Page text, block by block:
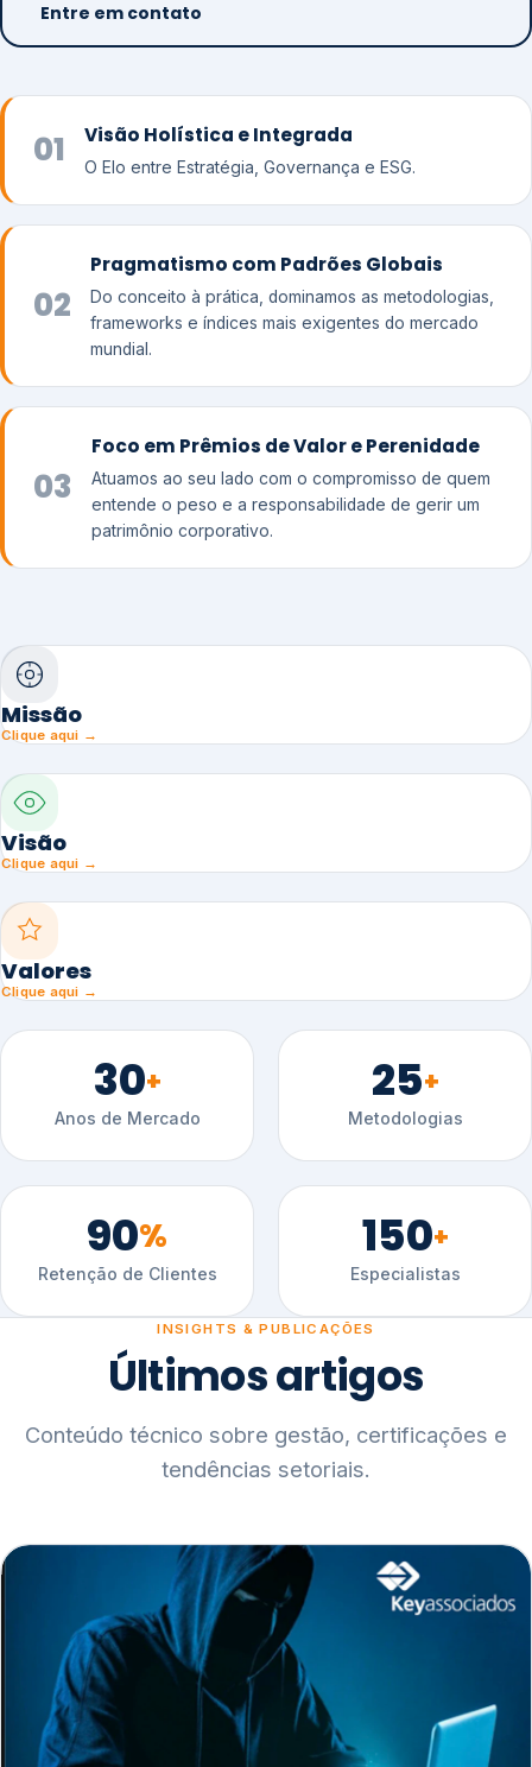
Entre em contato
01 Visão Holística e Integrada
O Elo entre Estratégia, Governança e ESG.
02
Pragmatismo com Padrões Globais
Do conceito à prática, dominamos as metodologias,
frameworks e índices mais exigentes do mercado
mundial.
03
Foco em Prêmios de Valor e Perenidade
Atuamos ao seu lado com o compromisso de quem
entende o peso e a responsabilidade de gerir um
patrimônio corporativo.
Missão
Clique aqui →
Visão
Clique aqui →
Valores
Clique aqui →
30+
Anos de Mercado
25+
Metodologias
90%
Retenção de Clientes
150+
Especialistas
INSIGHTS & PUBLICAÇÕES
Últimos artigos
Conteúdo técnico sobre gestão, certificações e
tendências setoriais.